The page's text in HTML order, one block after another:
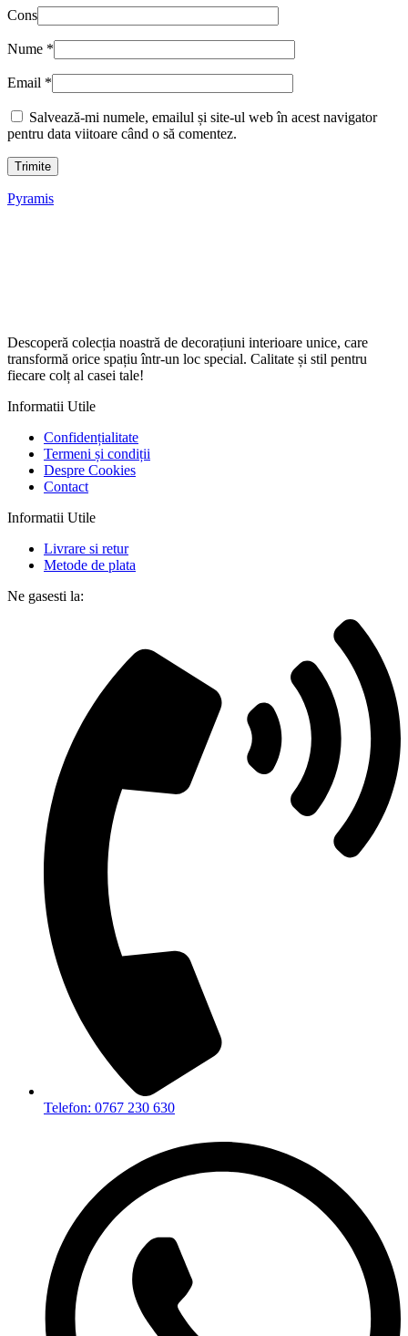
Cons
Nume *
Email *
Salvează-mi numele, emailul și site-ul web în acest navigator
pentru data viitoare când o să comentez.
Pyramis
Descoperă colecția noastră de decorațiuni interioare unice, care
transformă orice spațiu într-un loc special. Calitate și stil pentru
fiecare colț al casei tale!
Informatii Utile
Confidențialitate
Termeni și condiții
Despre Cookies
Contact
Informatii Utile
Livrare si retur
Metode de plata
Ne gasesti la:
Telefon: 0767 230 630